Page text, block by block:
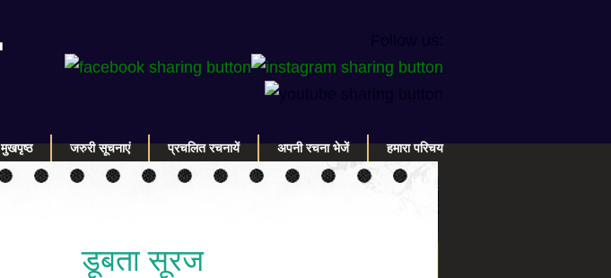
मुखपृष्ठ जरुरी सूचनाएं प्रचलित रचनायें अपनी रचना भेजें हमारा परिचय
डूबता सूरज